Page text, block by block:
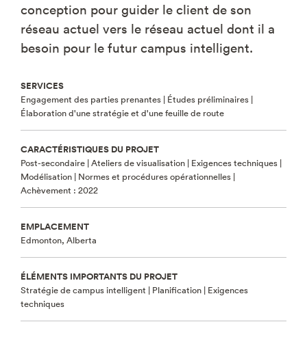
conception pour guider le client de son
réseau actuel vers le réseau actuel dont il a
besoin pour le futur campus intelligent.
SERVICES
Engagement des parties prenantes | Études préliminaires |
Élaboration d'une stratégie et d'une feuille de route
CARACTÉRISTIQUES DU PROJET
Post-secondaire |Ateliers de visualisation | Exigences techniques |
Modélisation | Normes et procédures opérationnelles |
Achèvement : 2022
EMPLACEMENT
Edmonton, Alberta
ÉLÉMENTS IMPORTANTS DU PROJET
Stratégie de campus intelligent | Planification | Exigences
techniques